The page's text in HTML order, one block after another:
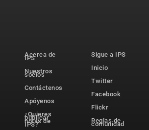
Acerca de
IPS
Nuestros
socios
Contáctenos
Apóyenos
¿Quieres
publicar
notas de
IPS?
Sigue a IPS
Inicio
Twitter
Facebook
Flickr
Reglas de
comunidad